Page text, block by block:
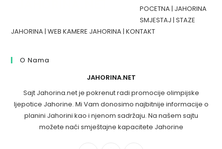
POCETNA| JAHORINA
SMJESTAJ |STAZE
JAHORINA|WEB KAMERE JAHORINA|KONTAKT
O Nama
JAHORINA.NET
Sajt Jahorina.net je pokrenut radi promocije olimpijske
ljepotice Jahorine. Mi Vam donosimo najbitnije informacije o
planini Jahorini kao i njenom sadržaju. Na našem sajtu
možete naći smještajne kapacitete Jahorine